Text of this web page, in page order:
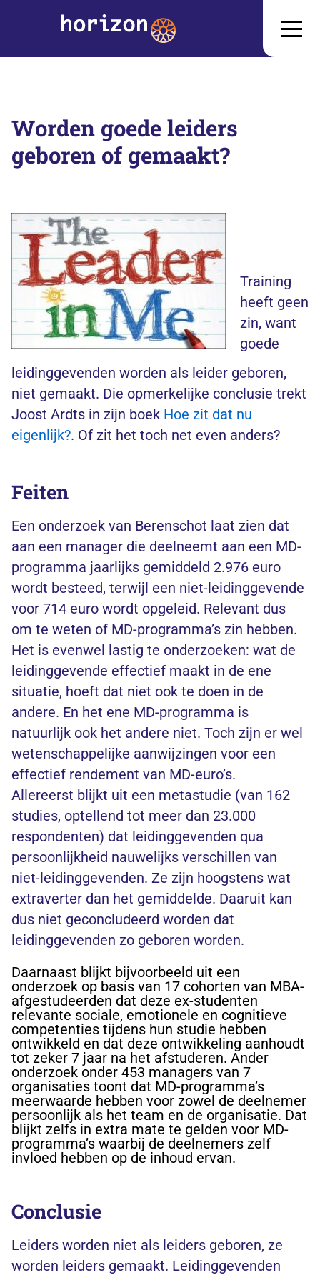
Worden goede leiders
geboren of gemaakt?
Training
heeft geen
zin, want
goede
leidinggevenden worden als leider geboren,
niet gemaakt. Die opmerkelijke conclusie trekt
Joost Ardts in zijn boek Hoe zit dat nu
eigenlijk?. Of zit het toch net even anders?
Feiten
Een onderzoek van Berenschot laat zien dat
aan een manager die deelneemt aan een MD-
programma jaarlijks gemiddeld 2.976 euro
wordt besteed, terwijl een niet-leidinggevende
voor 714 euro wordt opgeleid. Relevant dus
om te weten of MD-programma’s zin hebben.
Het is evenwel lastig te onderzoeken: wat de
leidinggevende effectief maakt in de ene
situatie, hoeft dat niet ook te doen in de
andere. En het ene MD-programma is
natuurlijk ook het andere niet. Toch zijn er wel
wetenschappelijke aanwijzingen voor een
effectief rendement van MD-euro’s.
Allereerst blijkt uit een metastudie (van 162
studies, optellend tot meer dan 23.000
respondenten) dat leidinggevenden qua
persoonlijkheid nauwelijks verschillen van
niet-leidinggevenden. Ze zijn hoogstens wat
extraverter dan het gemiddelde. Daaruit kan
dus niet geconcludeerd worden dat
leidinggevenden zo geboren worden.
Daarnaast blijkt bijvoorbeeld uit een
onderzoek op basis van 17 cohorten van MBA-
afgestudeerden dat deze ex-studenten
relevante sociale, emotionele en cognitieve
competenties tijdens hun studie hebben
ontwikkeld en dat deze ontwikkeling aanhoudt
tot zeker 7 jaar na het afstuderen. Ander
onderzoek onder 453 managers van 7
organisaties toont dat MD-programma’s
meerwaarde hebben voor zowel de deelnemer
persoonlijk als het team en de organisatie. Dat
blijkt zelfs in extra mate te gelden voor MD-
programma’s waarbij de deelnemers zelf
invloed hebben op de inhoud ervan.
Conclusie
Leiders worden niet als leiders geboren, ze
worden leiders gemaakt. Leidinggevenden